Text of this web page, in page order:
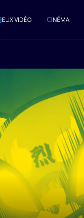
JEUX VIDÉO CINÉMA